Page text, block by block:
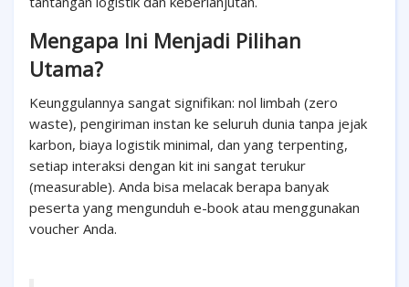
Mengapa Ini Menjadi Pilihan
Utama?
Keunggulannya sangat signifikan: nol limbah (zero
waste), pengiriman instan ke seluruh dunia tanpa jejak
karbon, biaya logistik minimal, dan yang terpenting,
setiap interaksi dengan kit ini sangat terukur
(measurable). Anda bisa melacak berapa banyak
peserta yang mengunduh e-book atau menggunakan
voucher Anda.